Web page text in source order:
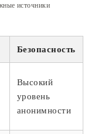
источники
Безопасность
Высокий
уровень
анонимности